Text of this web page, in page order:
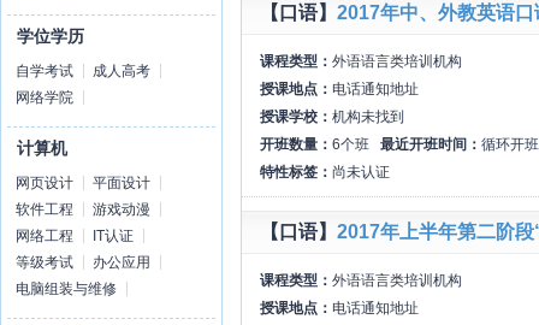
学位学历
自学考试
成人高考
网络学院
计算机
网页设计
平面设计
软件工程
游戏动漫
网络工程
IT认证
等级考试
办公应用
电脑组装与维修
【口语】 2017年中、外教英语口
课程类型： 外语语言类培训机构
授课地点： 电话通知地址
授课学校： 机构未找到
开班数量： 6个班 最近开班时间： 循环开班
特性标签： 尚未认证
【口语】 2017年上半年第二阶
课程类型： 外语语言类培训机构
授课地点： 电话通知地址